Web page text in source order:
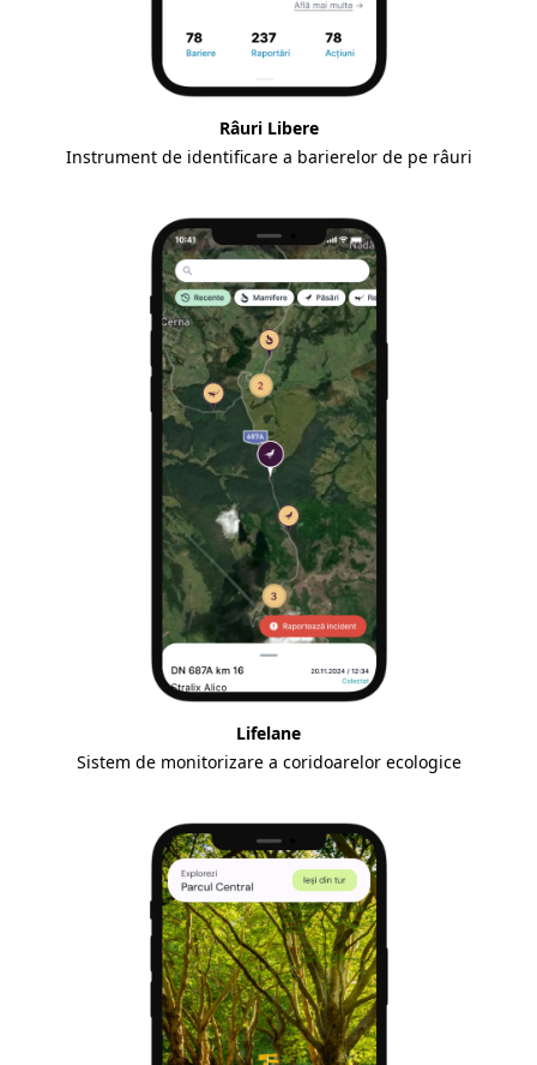
Râuri Libere
Instrument de identificare a barierelor de pe râuri
Lifelane
Sistem de monitorizare a coridoarelor ecologice